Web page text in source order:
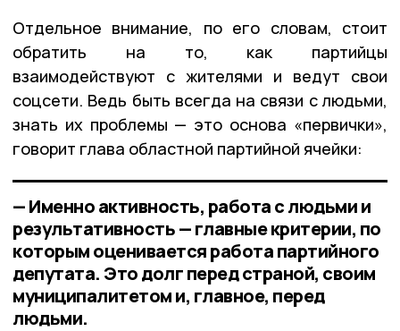
Отдельное внимание, по его словам, стоит
обратить на то, как партийцы
взаимодействуют с жителями и ведут свои
соцсети. Ведь быть всегда на связи с людьми,
знать их проблемы — это основа «первички»,
говорит глава областной партийной ячейки:
— Именно активность, работа с людьми и
результативность — главные критерии, по
которым оценивается работа партийного
депутата. Это долг перед страной, своим
муниципалитетом и, главное, перед
людьми.